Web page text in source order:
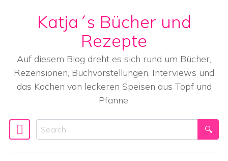
Skip to content
Katja´s Bücher und
Rezepte
Auf diesem Blog dreht es sich rund um Bücher,
Rezensionen, Buchvorstellungen, Interviews und
das Kochen von leckeren Speisen aus Topf und
Pfanne.
Main Navigation
Search